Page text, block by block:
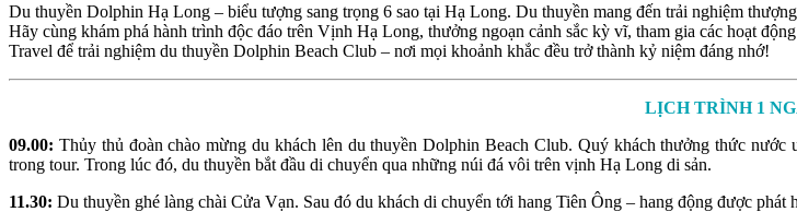
Du thuyền Dolphin Hạ Long – biểu tượng sang trọng 6 sao tại Hạ Long. Du thuyền mang đến trải nghiệm
Hãy cùng khám phá hành trình độc đáo trên Vịnh Hạ Long, thưởng ngoạn cảnh sắc kỳ vĩ, tham gia các hoạt
Travel để trải nghiệm du thuyền Dolphin Beach Club – nơi mọi khoảnh khắc đều trở thành kỷ niệm đáng nhớ!
LỊCH TRÌNH 1
09.00: Thủy thủ đoàn chào mừng du khách lên du thuyền Dolphin Beach Club. Quý khách thưởng thức
trong tour. Trong lúc đó, du thuyền bắt đầu di chuyển qua những núi đá vôi trên vịnh Hạ Long di sản.
11.30: Du thuyền ghé làng chài Cửa Vạn. Sau đó du khách di chuyển tới hang Tiên Ông – hang động được phát